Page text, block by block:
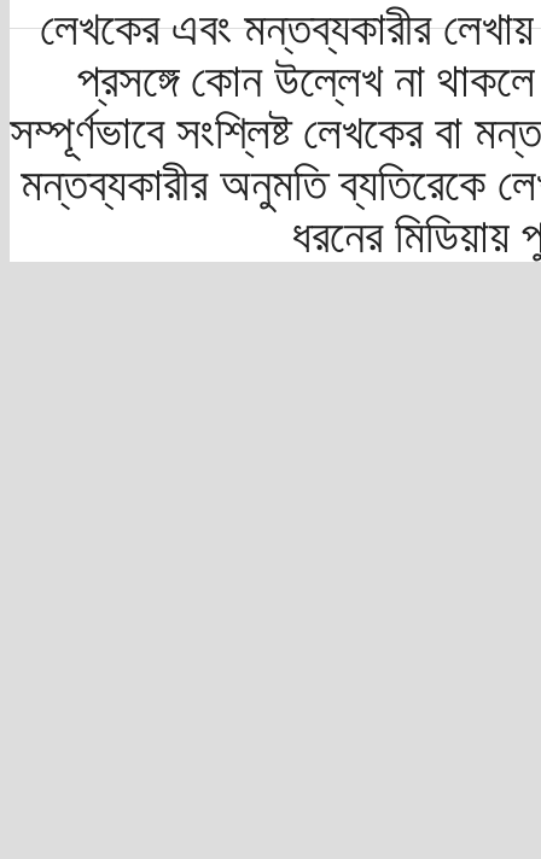
লেখকের এবং মন্তব্যকারীর
প্রসঙ্গে কোন উল্লেখ না
সম্পূর্ণভাবে সংশ্লিষ্ট লেখকের বা
মন্তব্যকারীর অনুমতি ব্যতিরেকে
ধরনের মিডিয়ায়